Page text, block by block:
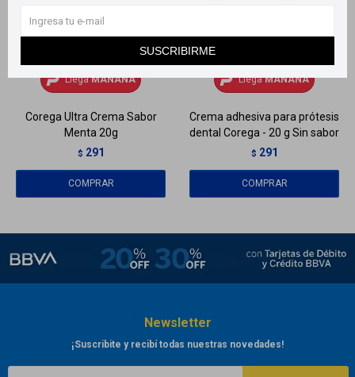
SUSCRIBIRME
LlegaMAÑANA
Corega Ultra Crema Sabor
Menta 20g
$ 291
LlegaMAÑANA
Crema adhesiva para prótesis
dental Corega - 20 g Sin sabor
$ 291
Newsletter
¡Suscribite y recibí todas nuestras novedades!